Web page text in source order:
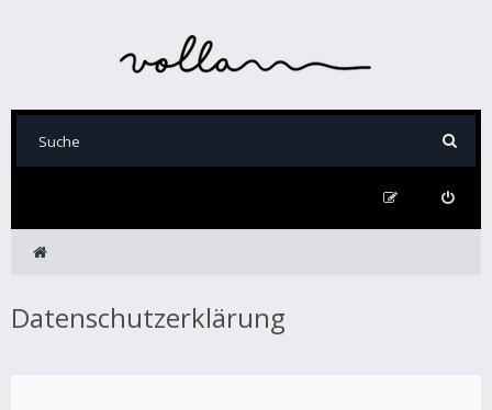
Datenschutzerklärung